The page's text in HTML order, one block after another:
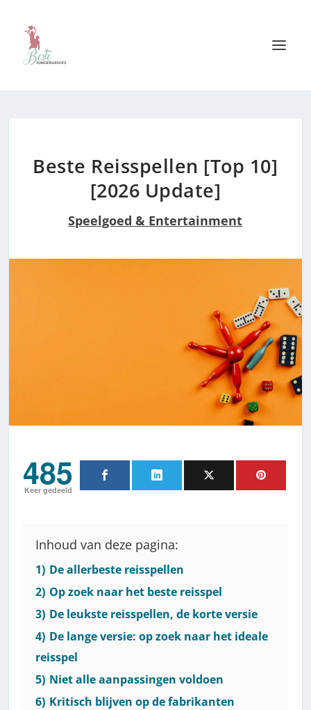
Beste Reisspellen [Top 10]
[2026 Update]
Speelgoed & Entertainment
485
Keer gedeeld
Inhoud van deze pagina:
1) De allerbeste reisspellen
2) Op zoek naar het beste reisspel
3) De leukste reisspellen, de korte versie
4) De lange versie: op zoek naar het ideale
reisspel
5) Niet alle aanpassingen voldoen
6) Kritisch blijven op de fabrikanten